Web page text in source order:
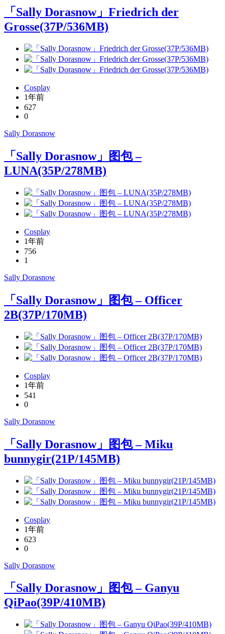
「Sally Dorasnow」Friedrich der
Grosse(37P/536MB)
Cosplay
1年前
627
0
Sally Dorasnow
「Sally Dorasnow」图包 –
LUNA(35P/278MB)
Cosplay
1年前
756
1
Sally Dorasnow
「Sally Dorasnow」图包 – Officer
2B(37P/170MB)
Cosplay
1年前
541
0
Sally Dorasnow
「Sally Dorasnow」图包 – Miku
bunnygir(21P/145MB)
Cosplay
1年前
623
0
Sally Dorasnow
「Sally Dorasnow」图包 – Ganyu
QiPao(39P/410MB)